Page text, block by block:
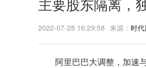
主要股东隔离，
2022-07-28 16:29:58 来源： 时
阿里巴巴大调整，加速